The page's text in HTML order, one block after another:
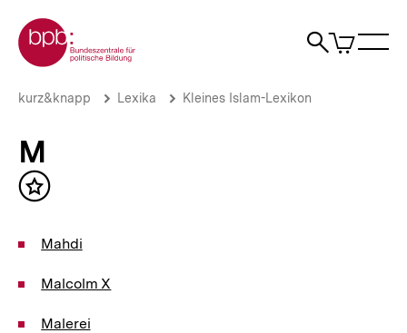
zum
Seiteninhalt
springen
Zur Startseite der bpb
Suche
Artikel
im
Brotkrümelnavigation
Pfadnavigation
kurz&knapp Lexika Kleines Islam-Lexikon
M
Inhalt
Mahdi
Malcolm X
Malerei